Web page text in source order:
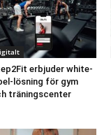
erbjuder white-
lösning för gym
träningscenter